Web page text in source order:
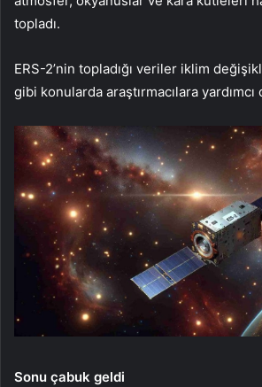
topladı.
ERS-2’nin topladığı veriler iklim
gibi konularda araştırmacılara yardımcı
Sonu çabuk geldi